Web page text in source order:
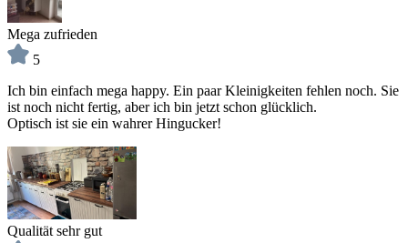
Mega zufrieden
5
Ich bin einfach mega happy. Ein paar Kleinigkeiten fehlen noch. Sie
ist noch nicht fertig, aber ich bin jetzt schon glücklich.
Optisch ist sie ein wahrer Hingucker!
Qualität sehr gut